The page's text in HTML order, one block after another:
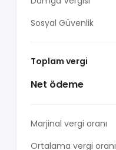
Sosyal Güvenlik
Toplam vergi
Net ödeme
Marjinal vergi oranı
Ortalama vergi oranı